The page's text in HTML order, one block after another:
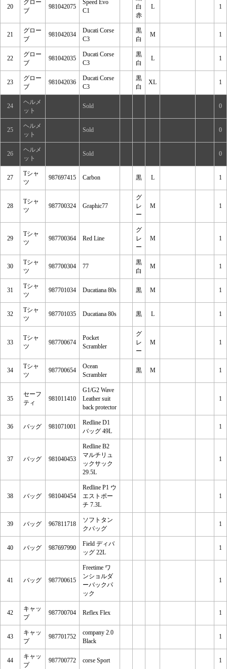
20
グロー
ブ
981042075
Speed Evo
C1
白
赤
L 1
21
グロー
ブ
981042034
Ducati Corse
C3
黒
白
M 1
22
グロー
ブ
981042035
Ducati Corse
C3
黒
白
L 1
23
グロー
ブ
981042036
Ducati Corse
C3
黒
白
XL 1
24
ヘルメ
ット
Sold 0
25
ヘルメ
ット
Sold 0
26
ヘルメ
ット
Sold 0
27
Tシャ
ツ
987697415 Carbon 黒 L 1
28
Tシャ
ツ
987700324 Graphic77
グ
レ
ー
M 1
29
Tシャ
ツ
987700364 Red Line
グ
レ
ー
M 1
30
Tシャ
ツ
987700304 77
黒
白
M 1
31
Tシャ
ツ
987701034 Ducatiana 80s 黒 M 1
32
Tシャ
ツ
987701035 Ducatiana 80s 黒 L 1
33
Tシャ
ツ
987700674
Pocket
Scrambler
グ
レ
ー
M 1
34
Tシャ
ツ
987700654
Ocean
Scrambler
黒 M 1
35
セーフ
ティ
981011410
G1/G2 Wave
Leather suit
back protector
1
36 バッグ 981071001
Redline D1
バッグ 49L
1
37 バッグ 981040453
Redline B2
マルチリュ
ックサック
29.5L
1
38 バッグ 981040454
Redline P1 ウ
エストポー
チ 7.3L
1
39 バッグ 967811718
ソフトタン
クバッグ
1
40 バッグ 987697990
Field ディバ
ッグ 22L
1
41 バッグ 987700615
Freetime ワ
ンショルダ
ーバックパ
ック
1
42
キャッ
プ
987700704 Reflex Flex 1
43
キャッ
プ
987701752
company 2.0
Black
1
44
キャッ
プ
987700772 corse Sport 1